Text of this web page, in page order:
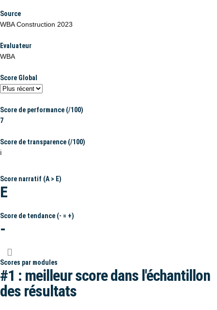
Source
WBA Construction 2023
Evaluateur
WBA
Score Global
Score de performance (/100)
7
Score de transparence (/100)
ℹ️
Score narratif (A > E)
E
Score de tendance (- = +)
-
Scores par modules
#1 : meilleur score dans l'échantillon
des résultats